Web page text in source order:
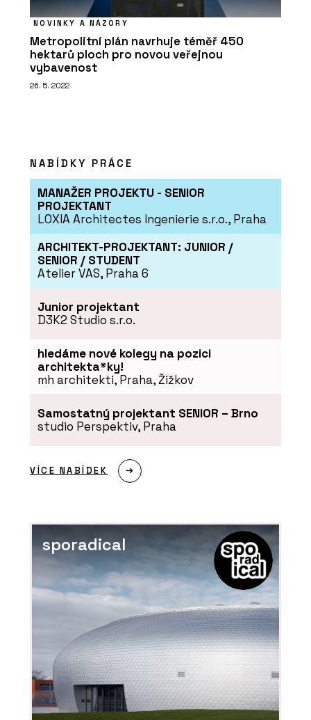
NOVINKY A NÁZORY
Metropolitní plán navrhuje téměř 450
hektarů ploch pro novou veřejnou
vybavenost
26. 5. 2022
NABÍDKY PRÁCE
MANAŽER PROJEKTU - SENIOR
PROJEKTANT
LOXIA Architectes Ingenierie s.r.o., Praha
ARCHITEKT-PROJEKTANT: JUNIOR /
SENIOR / STUDENT
Atelier VAS, Praha 6
Junior projektant
D3K2 Studio s.r.o.
hledáme nové kolegy na pozici
architekta*ky!
mh architekti, Praha, Žižkov
Samostatný projektant SENIOR – Brno
studio Perspektiv, Praha
VÍCE NABÍDEK
sporadical